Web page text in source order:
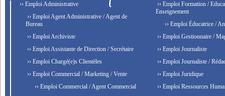
›› Emploi Administrative
›› Emploi Agent Administrative / Agent de
Bureau
›› Emploi Archiviste
›› Emploi Assistante de Direction / Secrétaire
›› Emploi Chargé(e)s Clientèles
›› Emploi Commercial / Marketing / Vente
›› Emploi Commercial / Agent Commercial
›› Emploi Formation /
Enseignement
›› Emploi Éducatrice /
›› Emploi Gestionnaire /
›› Emploi Journaliste
›› Emploi Journaliste /
›› Emploi Juridique
›› Emploi Ressources